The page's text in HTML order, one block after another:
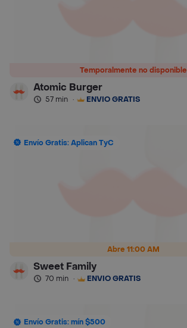
Temporalmente no disponible
Atomic Burger
57 min · ENVÍO GRATIS
Abre 11:00 AM
Envío Gratis: Aplican TyC
Sweet Family
70 min · ENVÍO GRATIS
Envío Gratis: mín $500